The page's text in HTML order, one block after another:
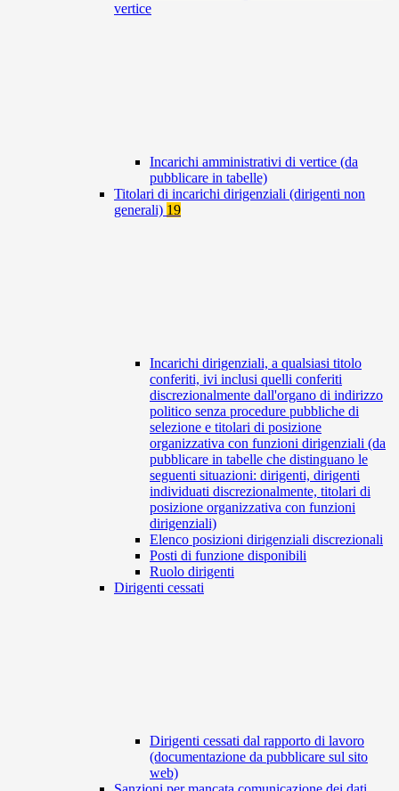
vertice
Incarichi amministrativi di vertice (da
pubblicare in tabelle)
Titolari di incarichi dirigenziali (dirigenti non
generali) 19
Incarichi dirigenziali, a qualsiasi titolo
conferiti, ivi inclusi quelli conferiti
discrezionalmente dall'organo di indirizzo
politico senza procedure pubbliche di
selezione e titolari di posizione
organizzativa con funzioni dirigenziali (da
pubblicare in tabelle che distinguano le
seguenti situazioni: dirigenti, dirigenti
individuati discrezionalmente, titolari di
posizione organizzativa con funzioni
dirigenziali)
Elenco posizioni dirigenziali discrezionali
Posti di funzione disponibili
Ruolo dirigenti
Dirigenti cessati
Dirigenti cessati dal rapporto di lavoro
(documentazione da pubblicare sul sito
web)